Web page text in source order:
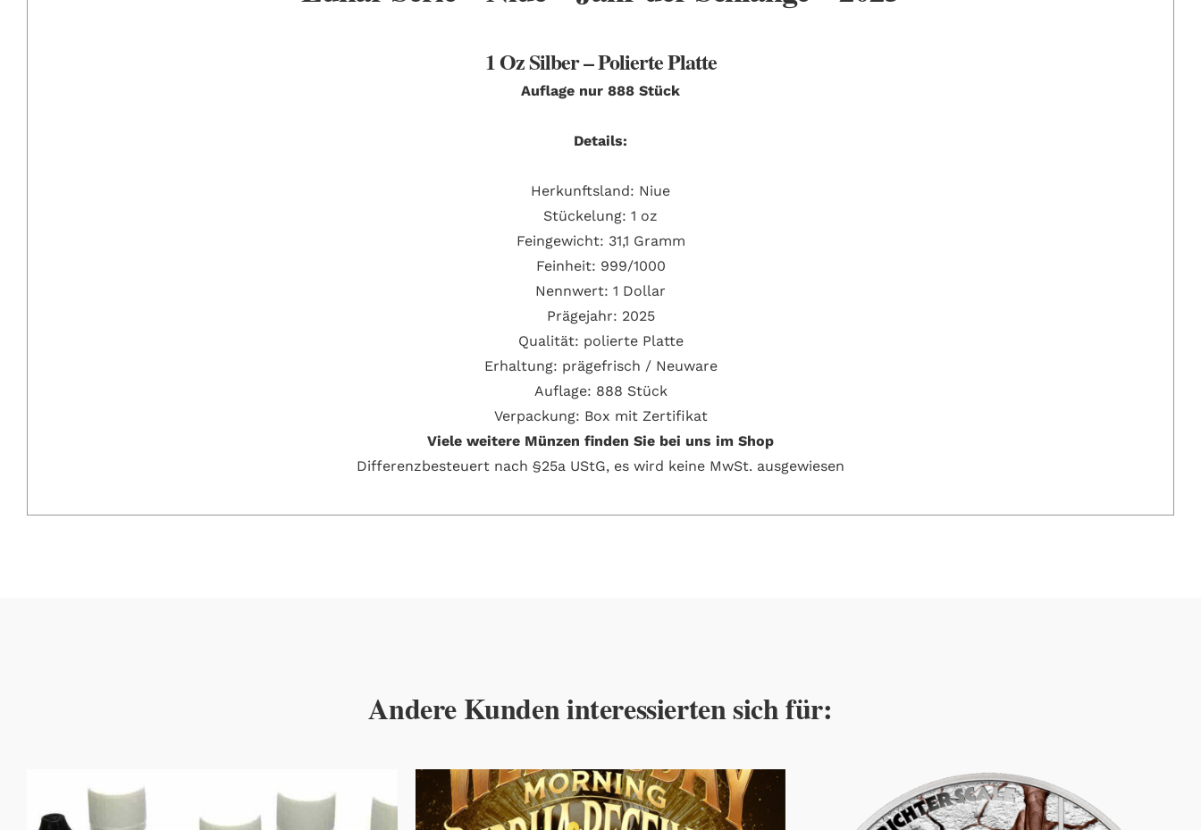
1 Oz Silber – Polierte Platte
Auflage nur 888 Stück
Details:
Herkunftsland: Niue
Stückelung: 1 oz
Feingewicht: 31,1 Gramm
Feinheit: 999/1000
Nennwert: 1 Dollar
Prägejahr: 2025
Qualität: polierte Platte
Erhaltung: prägefrisch / Neuware
Auflage: 888 Stück
Verpackung: Box mit Zertifikat
Viele weitere Münzen finden Sie bei uns im Shop
Differenzbesteuert nach §25a UStG, es wird keine MwSt. ausgewiesen
Andere Kunden interessierten sich für: